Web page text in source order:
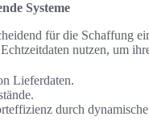
Systeme
für die Schaffung
nutzen, um
Lieferdaten.
durch